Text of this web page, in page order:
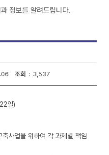
정보를 알려드립니다.
조회 : 3,537
일)
사업을 위하여 각 과제별 책임